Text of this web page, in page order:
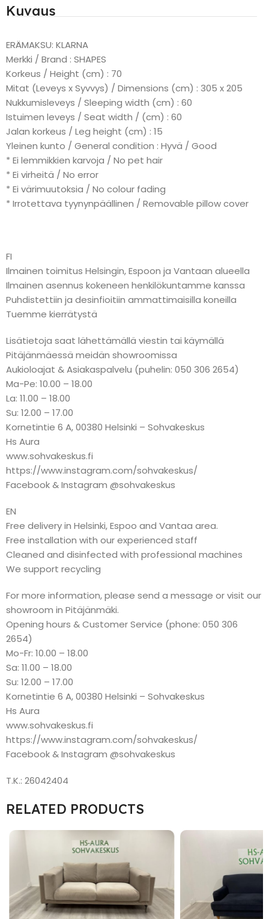
Kuvaus
ERÄMAKSU: KLARNA
Merkki / Brand : SHAPES
Korkeus / Height (cm) : 70
Mitat (Leveys x Syvvys) / Dimensions (cm) : 305 x 205
Nukkumisleveys / Sleeping width (cm) : 60
Istuimen leveys / Seat width / (cm) : 60
Jalan korkeus / Leg height (cm) : 15
Yleinen kunto / General condition : Hyvä / Good
* Ei lemmikkien karvoja / No pet hair
* Ei virheitä / No error
* Ei värimuutoksia / No colour fading
* Irrotettava tyynynpäällinen / Removable pillow cover
FI
Ilmainen toimitus Helsingin, Espoon ja Vantaan alueella
Ilmainen asennus kokeneen henkilökuntamme kanssa
Puhdistettiin ja desinfioitiin ammattimaisilla koneilla
Tuemme kierrätystä
Lisätietoja saat lähettämällä viestin tai käymällä
Pitäjänmäessä meidän showroomissa
Aukioloajat & Asiakaspalvelu (puhelin: 050 306 2654)
Ma-Pe: 10.00 – 18.00
La: 11.00 – 18.00
Su: 12.00 – 17.00
Kornetintie 6 A, 00380 Helsinki – Sohvakeskus
Hs Aura
www.sohvakeskus.fi
https://www.instagram.com/sohvakeskus/
Facebook & Instagram @sohvakeskus
EN
Free delivery in Helsinki, Espoo and Vantaa area.
Free installation with our experienced staff
Cleaned and disinfected with professional machines
We support recycling
For more information, please send a message or visit our
showroom in Pitäjänmäki.
Opening hours & Customer Service (phone: 050 306
2654)
Mo-Fr: 10.00 – 18.00
Sa: 11.00 – 18.00
Su: 12.00 – 17.00
Kornetintie 6 A, 00380 Helsinki – Sohvakeskus
Hs Aura
www.sohvakeskus.fi
https://www.instagram.com/sohvakeskus/
Facebook & Instagram @sohvakeskus
T.K.: 26042404
RELATED PRODUCTS